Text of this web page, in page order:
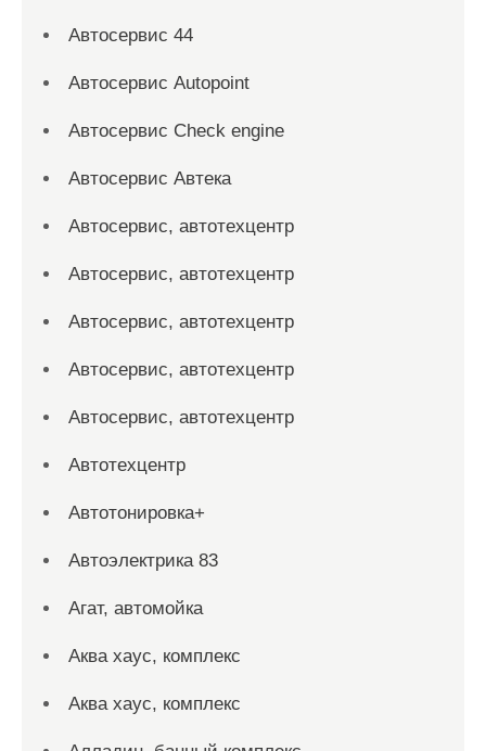
Автосервис 44
Автосервис Autopoint
Автосервис Check engine
Автосервис Автека
Автосервис, автотехцентр
Автосервис, автотехцентр
Автосервис, автотехцентр
Автосервис, автотехцентр
Автосервис, автотехцентр
Автотехцентр
Автотонировка+
Автоэлектрика 83
Агат, автомойка
Аква хаус, комплекс
Аква хаус, комплекс